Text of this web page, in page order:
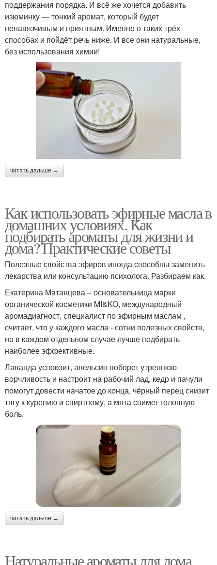
поддержания порядка. И всё же хочется добавить
изюминку — тонкий аромат, который будет
ненавязчивым и приятным. Именно о таких трёх
способах и пойдёт речь ниже. И все они натуральные,
без использования химии!
читать дальше →
Как использовать эфирные масла в
домашних условиях. Как
подбирать ароматы для жизни и
дома? Практические советы
Полезные свойства эфиров иногда способны заменить
лекарства или консультацию психолога. Разбираем как.
Екатерина Матанцева – основательница марки
органической косметики MI&KO, международный
аромадиагност, специалист по эфирным маслам ,
считает, что у каждого масла - сотни полезных свойств,
но в каждом отдельном случае лучше подбирать
наиболее эффективные.
Лаванда успокоит, апельсин поборет утреннюю
ворчливость и настроит на рабочий лад, кедр и пачули
помогут довести начатое до конца, чёрный перец снизит
тягу к курению и спиртному, а мята снимет головную
боль.
читать дальше →
Натуральные ароматы для дома